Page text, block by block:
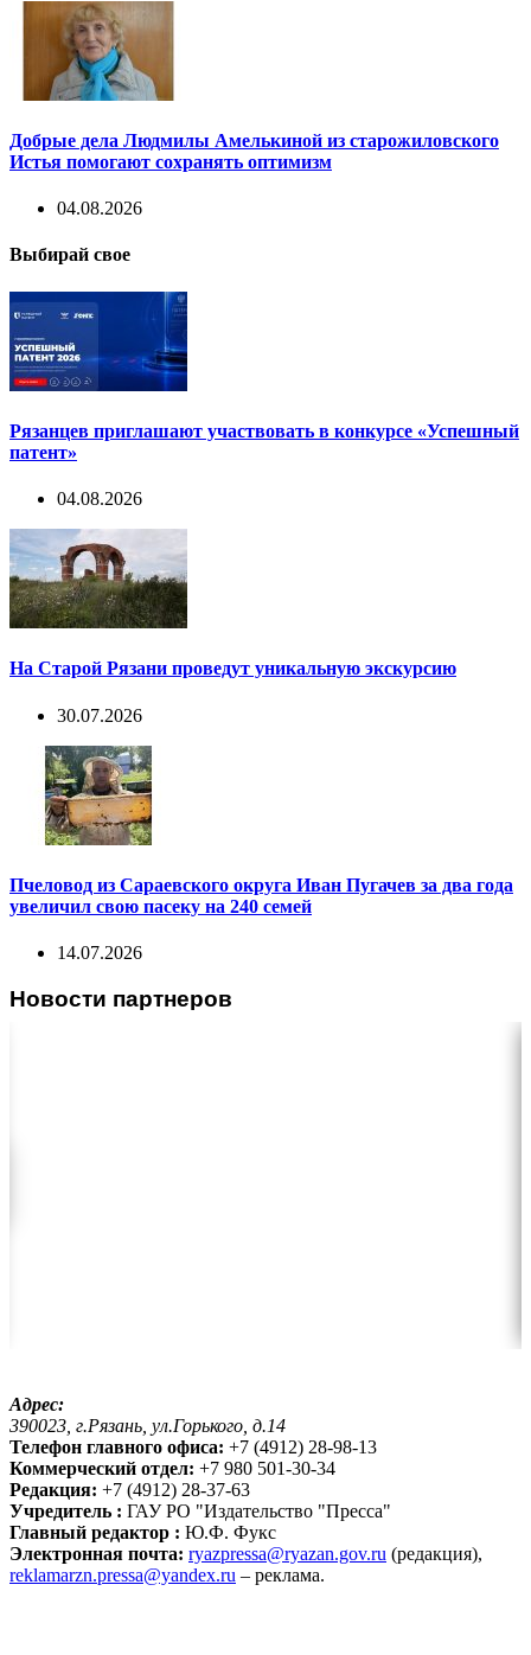
Добрые дела Людмилы Амелькиной из старожиловского
Истья помогают сохранять оптимизм
04.08.2026
Выбирай свое
Рязанцев приглашают участвовать в конкурсе «Успешный
патент»
04.08.2026
На Старой Рязани проведут уникальную экскурсию
30.07.2026
Пчеловод из Сараевского округа Иван Пугачев за два года
увеличил свою пасеку на 240 семей
14.07.2026
Новости партнеров
Адрес:
390023, г.Рязань, ул.Горького, д.14
Телефон главного офиса: +7 (4912) 28-98-13
Коммерческий отдел: +7 980 501-30-34
Редакция: +7 (4912) 28-37-63
Учредитель : ГАУ РО "Издательство "Пресса"
Главный редактор : Ю.Ф. Фукс
Электронная почта: ryazpressa@ryazan.gov.ru (редакция),
reklamarzn.pressa@yandex.ru – реклама.